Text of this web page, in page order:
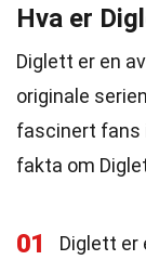
Hva er
Diglett er en
originale
fascinert fans
fakta om
01
Diglett er